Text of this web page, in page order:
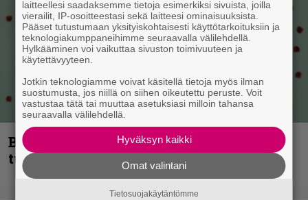
Blind Channel palaa rytinällä –
tuplasingle videoineen julki
laitteellesi saadaksemme tietoja esimerkiksi sivuista, joilla
vierailit, IP-osoitteestasi sekä laitteesi ominaisuuksista.
Pääset tutustumaan yksityiskohtaisesti käyttötarkoituksiin ja
teknologiakumppaneihimme seuraavalla välilehdellä.
Hylkääminen voi vaikuttaa sivuston toimivuuteen ja
käytettävyyteen.
Jotkin teknologiamme voivat käsitellä tietoja myös ilman
suostumusta, jos niillä on siihen oikeutettu peruste. Voit
vastustaa tätä tai muuttaa asetuksiasi milloin tahansa
seuraavalla välilehdellä.
Hyväksyn kaikki
Omat valintani
Tietosuojakäytäntömme